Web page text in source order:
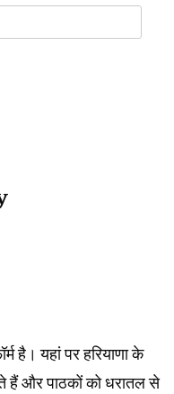
है। यहां पर हरियाणा के
हैं और पाठकों को धरातल से